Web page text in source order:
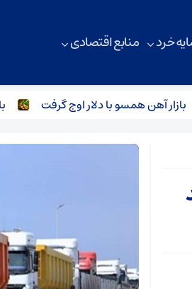
خرد منابع اقتصادی
آهن همسو با دلار اوج گرفت